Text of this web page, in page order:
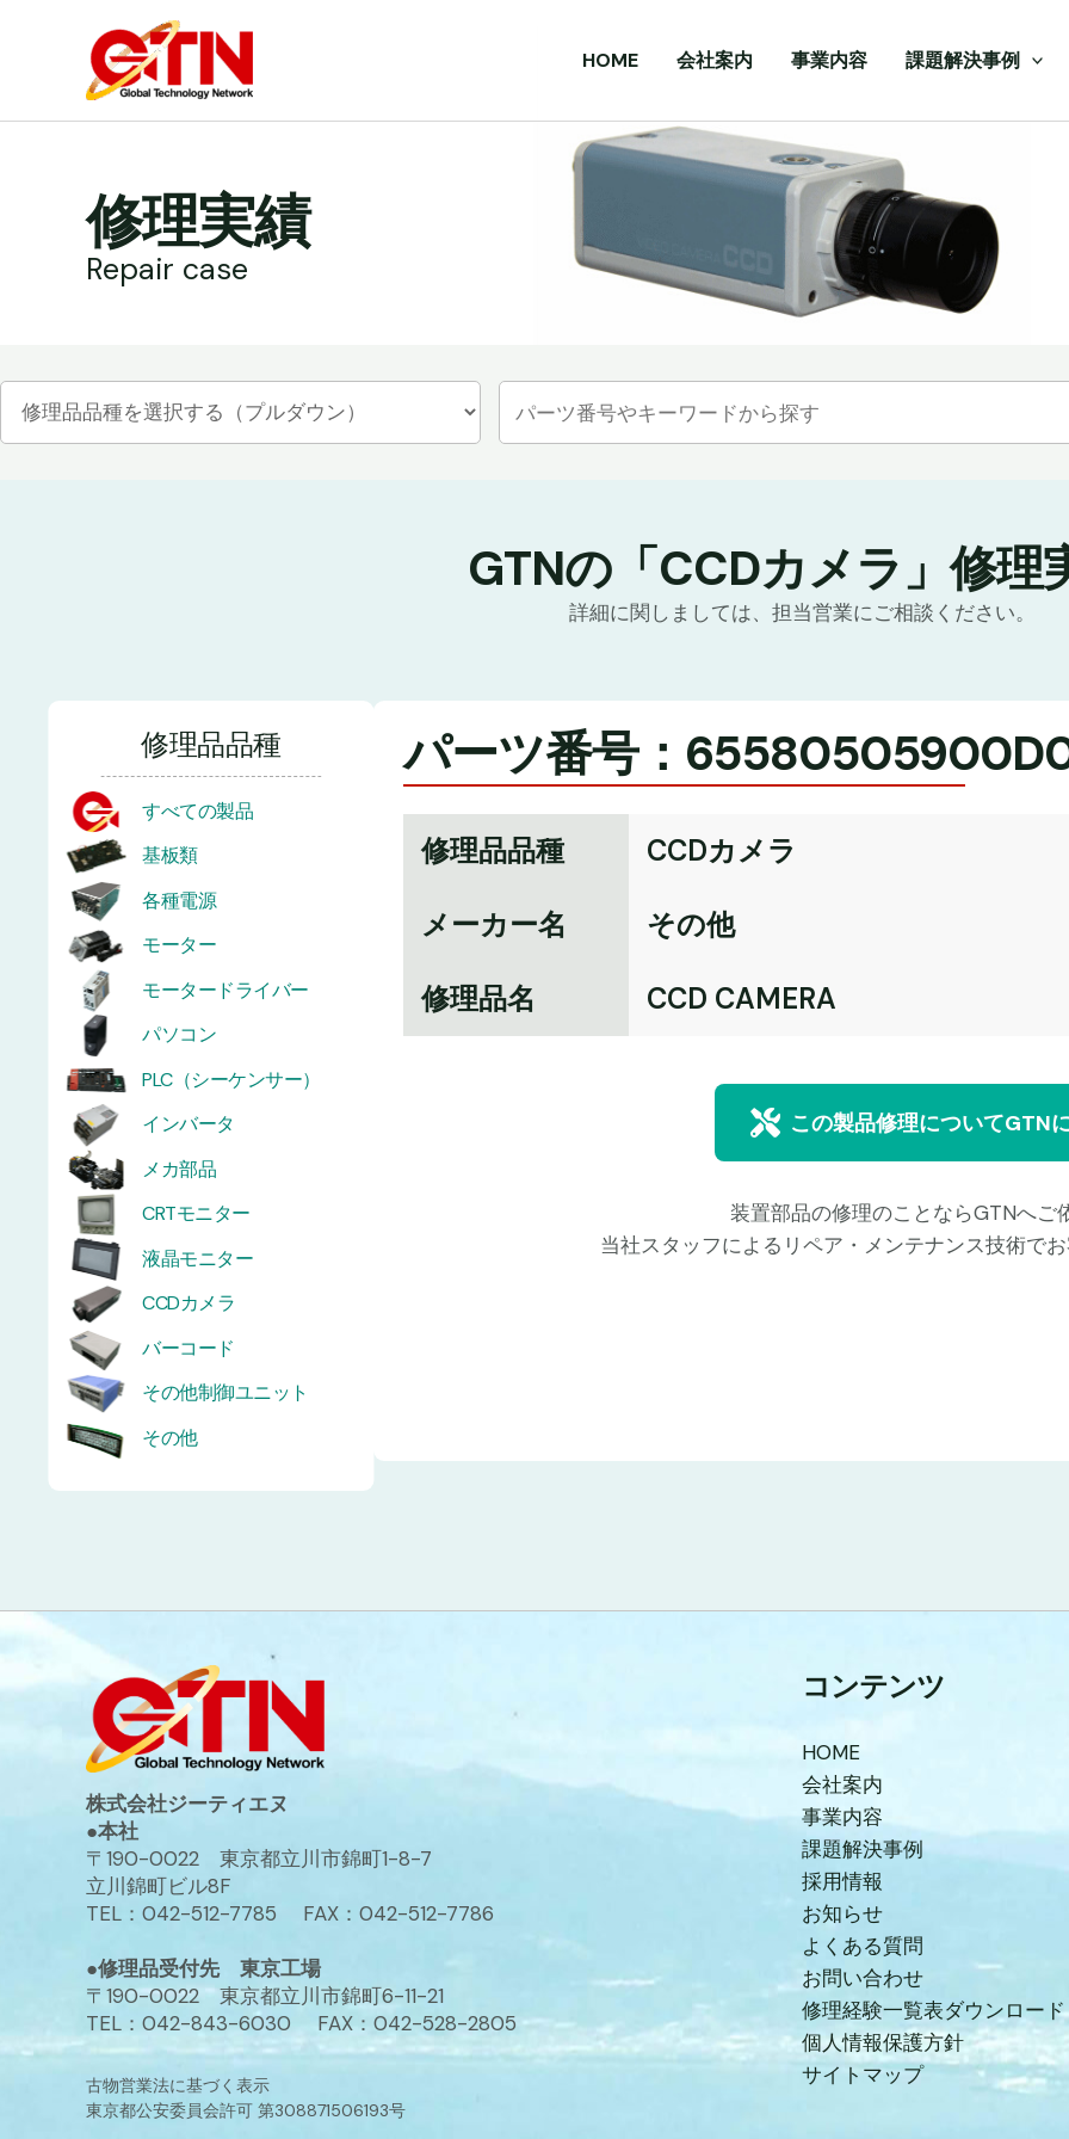
HOME 会社案内 事業内容 課題解決事例
修理実績
Repair case
GTNの「CCDカメラ」修理
詳細に関しましては、担当営業にご相談ください。
修理品品種
すべての製品
基板類
各種電源
モーター
モータードライバー
パソコン
PLC（シーケンサー）
インバータ
メカ部品
CRTモニター
液晶モニター
CCDカメラ
バーコード
その他制御ユニット
その他
パーツ番号：
修理品品種
CCDカメラ
メーカー名
その他
修理品名
CCD CAMERA
この製品修理についてGTN
装置部品の修理のことならGTNへご
当社スタッフによるリペア・メンテナンス技術で
株式会社ジーティエヌ
●本社
〒190-0022 東京都立川市錦町1-8-7
立川錦町ビル8F
TEL：042-512-7785 FAX：042-512-7786
●修理品受付先 東京工場
〒190-0022 東京都立川市錦町6-11-21
TEL：042-843-6030 FAX：042-528-2805
古物営業法に基づく表示
東京都公安委員会許可 第308871506193号
コンテンツ
HOME
会社案内
事業内容
課題解決事例
採用情報
お知らせ
よくある質問
お問い合わせ
修理経験一覧表ダウンロード
個人情報保護方針
サイトマップ